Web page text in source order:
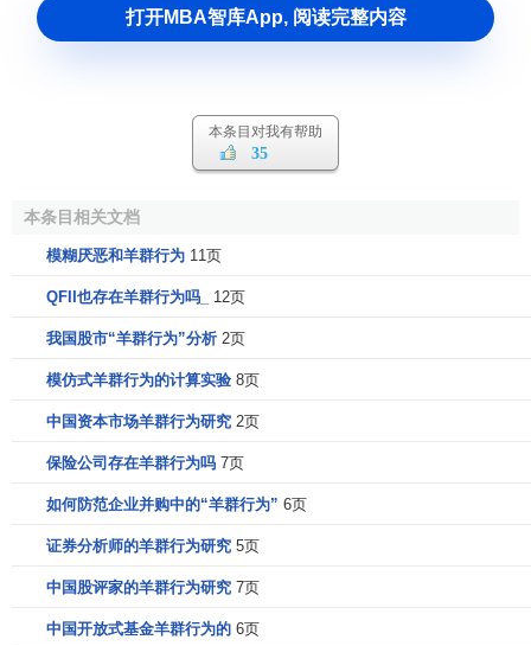
存在。
比较低。同时，羊群行为程度和股票价格波动
，这使得许多学者认为羊群行为是导致市场价
格波动过度的一个重要因素。
羊群行为的检验方法
分散度指标
设资产组合S总共有n只
股票的平均收益率。S的 收益率
程度定量化来刻画羊群行为的关键特征。当羊群行为存在
时，分散度应该变小。资产收益率
打开MBA智库App, 阅读完整内容
本条目对我有帮助
35
本条目相关文档
模糊厌恶和羊群行为 11页
QFII也存在羊群行为吗_ 12页
我国股市“羊群行为”分析 2页
模仿式羊群行为的计算实验 8页
中国资本市场羊群行为研究 2页
保险公司存在羊群行为吗 7页
如何防范企业并购中的“羊群行为” 6页
证券分析师的羊群行为研究 5页
中国股评家的羊群行为研究 7页
中国开放式基金羊群行为的 6页